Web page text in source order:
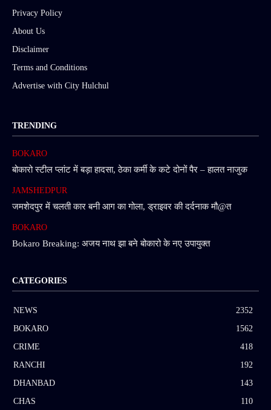
Privacy Policy
About Us
Disclaimer
Terms and Conditions
Advertise with City Hulchul
TRENDING
BOKARO
बोकारो स्टील प्लांट में बड़ा हादसा, ठेका कर्मी के कटे दोनों पैर – हालत नाजुक
JAMSHEDPUR
जमशेदपुर में चलती कार बनी आग का गोला, ड्राइवर की दर्दनाक मौ@त
BOKARO
Bokaro Breaking: अजय नाथ झा बने बोकारो के नए उपायुक्त
CATEGORIES
NEWS
2352
BOKARO
1562
CRIME
418
RANCHI
192
DHANBAD
143
CHAS
110